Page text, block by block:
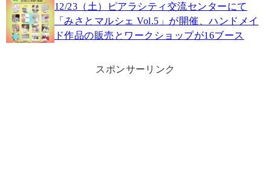
12/23（土）ピアラシティ交流センターにて
「みさとマルシェ Vol.5」が開催、ハンドメイ
ド作品の販売とワークショップが16ブース
スポンサーリンク